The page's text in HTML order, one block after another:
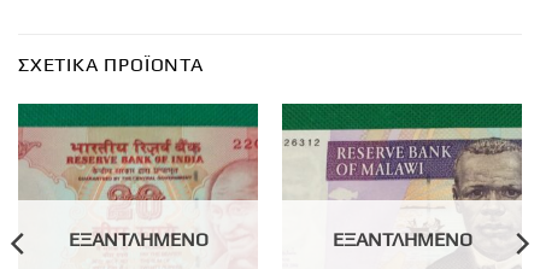
ΣΧΕΤΙΚΆ ΠΡΟΪΌΝΤΑ
ΕΞΑΝΤΛΗΜΈΝΟ ΕΞΑΝΤΛΗΜΈΝΟ